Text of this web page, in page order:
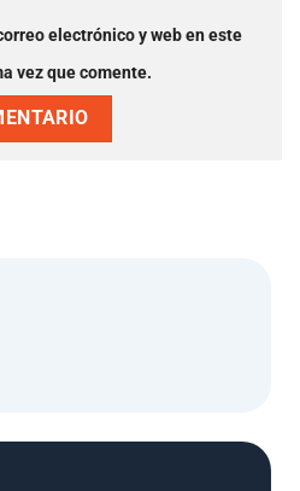
electrónico y web en este
vez que comente.